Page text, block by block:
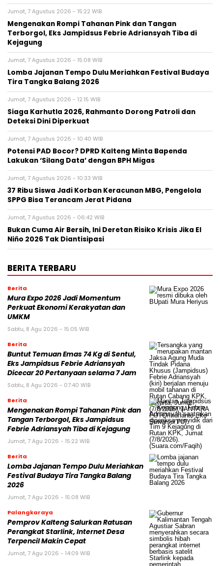
Jumat, 7 Agustus 2026 - 15:22 WIB
Mengenakan Rompi Tahanan Pink dan Tangan
Terborgol, Eks Jampidsus Febrie Adriansyah Tiba di
Kejagung
Jumat, 7 Agustus 2026 - 15:08 WIB
Lomba Jajanan Tempo Dulu Meriahkan Festival Budaya
Tira Tangka Balang 2026
Jumat, 7 Agustus 2026 - 12:15 WIB
Siaga Karhutla 2026, Rahmanto Dorong Patroli dan
Deteksi Dini Diperkuat
Jumat, 7 Agustus 2026 - 10:40 WIB
Potensi PAD Bocor? DPRD Kalteng Minta Bapenda
Lakukan ‘Silang Data’ dengan BPH Migas
Jumat, 7 Agustus 2026 - 10:33 WIB
37 Ribu Siswa Jadi Korban Keracunan MBG, Pengelola
SPPG Bisa Terancam Jerat Pidana
Jumat, 7 Agustus 2026 - 06:42 WIB
Bukan Cuma Air Bersih, Ini Deretan Risiko Krisis Jika El
Niño 2026 Tak Diantisipasi
BERITA TERBARU
Berita
Mura Expo 2026 Jadi Momentum
Perkuat Ekonomi Kerakyatan dan
UMKM
Sabtu, 8 Agu 2026 - 15:05 WIB
Berita
Buntut Temuan Emas 74 Kg di Sentul,
Eks Jampidsus Febrie Adriansyah
Dicecar 20 Pertanyaan selama 7 Jam
Sabtu, 8 Agu 2026 - 07:40 WIB
Berita
Mengenakan Rompi Tahanan Pink dan
Tangan Terborgol, Eks Jampidsus
Febrie Adriansyah Tiba di Kejagung
Jumat, 7 Agu 2026 - 15:22 WIB
Berita
Lomba Jajanan Tempo Dulu Meriahkan
Festival Budaya Tira Tangka Balang
2026
Jumat, 7 Agu 2026 - 15:08 WIB
Palangkaraya
Pemprov Kalteng Salurkan Ratusan
Perangkat Starlink, Internet Desa
Terpencil Makin Cepat
Jumat, 7 Agu 2026 - 14:09 WIB